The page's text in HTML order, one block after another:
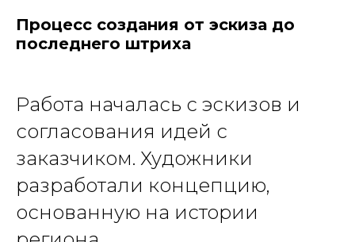
Процесс создания от эскиза до
последнего штриха
Работа началась с эскизов и
согласования идей с
заказчиком. Художники
разработали концепцию,
основанную на истории